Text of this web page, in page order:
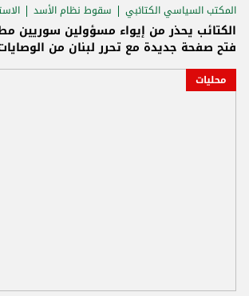
المكتب السياسي الكتائبي سقوط نظام الأسد
الكتائب يحذر من إيواء مسؤولين سوريين
فتح صفحة جديدة مع تحرر لبنان من الوصايات
محليات